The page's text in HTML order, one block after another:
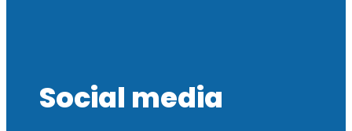
Social media